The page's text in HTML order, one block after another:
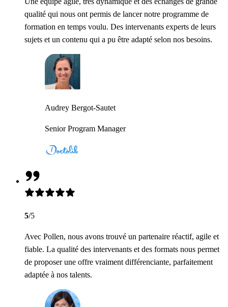
qualité qui nous ont permis de lancer notre programme de
formation en temps voulu. Des intervenants experts de leurs
sujets et un contenu qui a pu être adapté selon nos besoins.
Audrey Bergot-Sautet
Senior Program Manager
5/5
Avec Pollen, nous avons trouvé un partenaire réactif, agile et
fiable. La qualité des intervenants et des formats nous permet
de proposer une offre vraiment différenciante, parfaitement
adaptée à nos talents.